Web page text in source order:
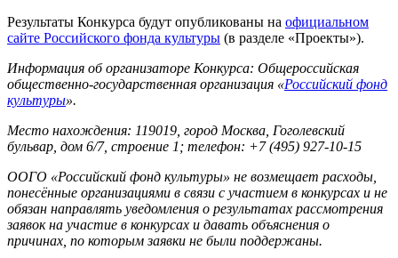
Результаты Конкурса будут опубликованы на официальном
сайте Российского фонда культуры (в разделе «Проекты»).
Информация об организаторе Конкурса: Общероссийская
общественно-государственная организация «Российский фонд
культуры».
Место нахождения: 119019, город Москва, Гоголевский
бульвар, дом 6/7, строение 1; телефон: +7 (495) 927-10-15
ООГО «Российский фонд культуры» не возмещает расходы,
понесённые организациями в связи с участием в конкурсах и не
обязан направлять уведомления о результатах рассмотрения
заявок на участие в конкурсах и давать объяснения о
причинах, по которым заявки не были поддержаны.